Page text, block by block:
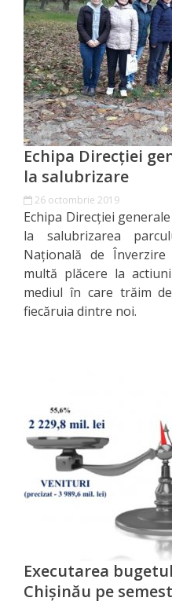
venituri
Direcţia
rapoarte
financiare
Serviciul
resurse
umane
Serviciul
juridic
Secția
Secția
servicii
interne
Regulamente
vacante
Echipa Direcției
la salubrizare
26 octombrie 2019
Echipa Direcției
la salubrizarea
Naţională de
multă plăcere la
mediul în care trăim
fiecăruia dintre noi.
Executarea
Chișinău pe